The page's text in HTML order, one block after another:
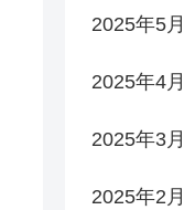
2025年5月
2025年4月
2025年3月
2025年2月